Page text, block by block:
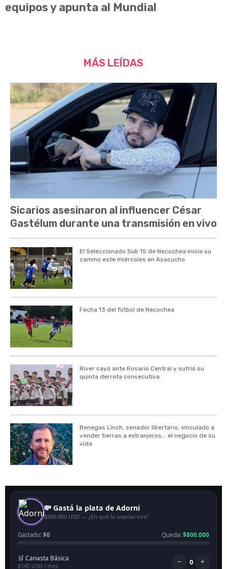
equipos y apunta al Mundial
MÁS LEÍDAS
Sicarios asesinaron al influencer César
Gastélum durante una transmisión en vivo
El Seleccionado Sub 15 de Necochea inicia su
camino este miércoles en Ayacucho
Fecha 13 del fútbol de Necochea
River cayó ante Rosario Central y sufrió su
quinta derrota consecutiva
Benegas Linch, senador libertario, vinculado a
vender tierras a extranjeros... el negocio de su
vida